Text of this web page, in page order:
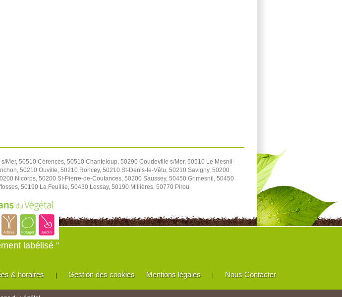
Mer, 50510 Cérences, 50510 Chanteloup, 50290 Coudeville s/Mer, 50510 Le Mesnil-
50210 Ouville, 50210 Roncey, 50210 St-Denis-le-Vêtu, 50210 Savigny, 50200
Nicorps, 50200 St-Pierre-de-Coutances, 50200 Saussey, 50450 Grimesnil, 50450
50190 La Feuillie, 50430 Lessay, 50190 Millières, 50770 Pirou
labélisé "
& horaires | Gestion des cookies Mentions légales | Nous Contacter